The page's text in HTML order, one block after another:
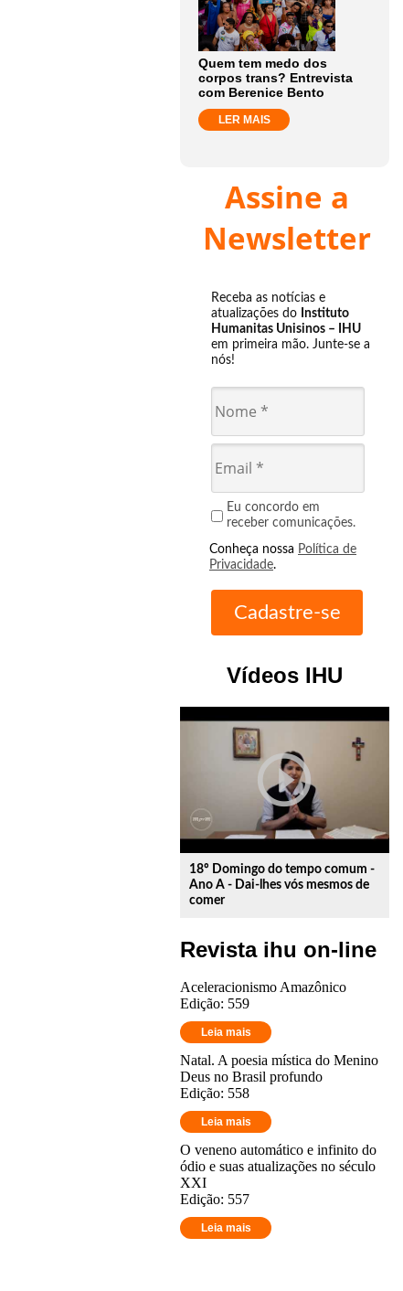
Quem tem medo dos
corpos trans? Entrevista
com Berenice Bento
LER MAIS
Assine a
Newsletter
Receba as notícias e
atualizações do Instituto
Humanitas Unisinos – IHU
em primeira mão. Junte-se a
nós!
Eu concordo em
receber comunicações.
Conheça nossa Política de
Privacidade.
Vídeos IHU
play_circle_outline
18º Domingo do tempo comum -
Ano A - Dai-lhes vós mesmos de
comer
Revista ihu on-line
Aceleracionismo Amazônico
Edição: 559
Leia mais
Natal. A poesia mística do Menino
Deus no Brasil profundo
Edição: 558
Leia mais
O veneno automático e infinito do
ódio e suas atualizações no século
XXI
Edição: 557
Leia mais